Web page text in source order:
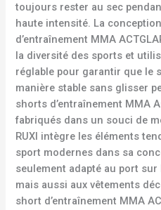
toujours rester au sec
haute intensité. La
d’entraînement MMA
la diversité des sports et
réglable pour garantir que le
manière stable sans glisser
shorts d’entraînement MMA
fabriqués dans un souci de
RUXI intègre les éléments
sport modernes dans sa
seulement adapté au port sur
mais aussi aux vêtements
short d’entraînement MMA